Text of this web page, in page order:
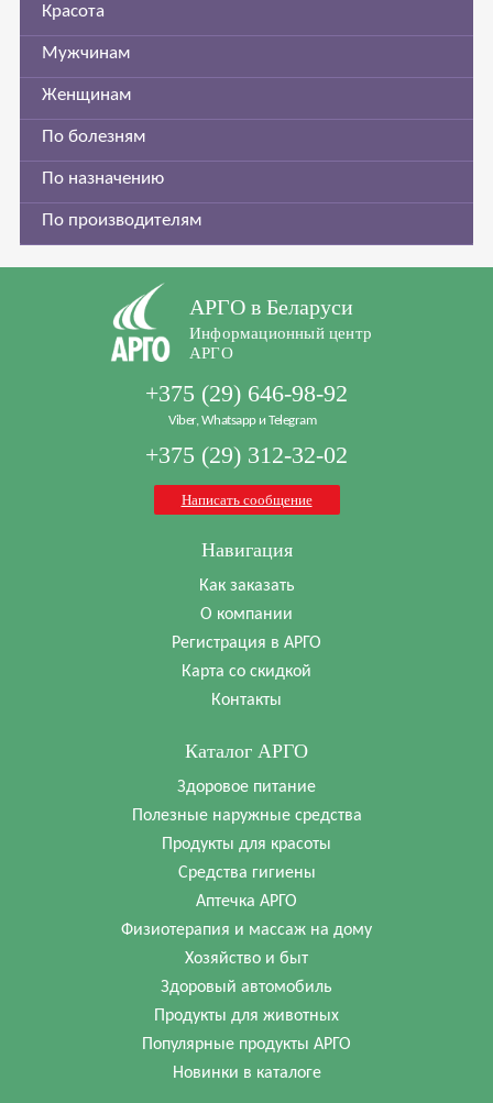
Красота
Мужчинам
Женщинам
По болезням
По назначению
По производителям
АРГО в Беларуси
Информационный центр
АРГО
+375 (29) 646-98-92
Viber, Whatsapp и Telegram
+375 (29) 312-32-02
Написать сообщение
Навигация
Как заказать
О компании
Регистрация в АРГО
Карта со скидкой
Контакты
Каталог АРГО
Здоровое питание
Полезные наружные средства
Продукты для красоты
Средства гигиены
Аптечка АРГО
Физиотерапия и массаж на дому
Хозяйство и быт
Здоровый автомобиль
Продукты для животных
Популярные продукты АРГО
Новинки в каталоге